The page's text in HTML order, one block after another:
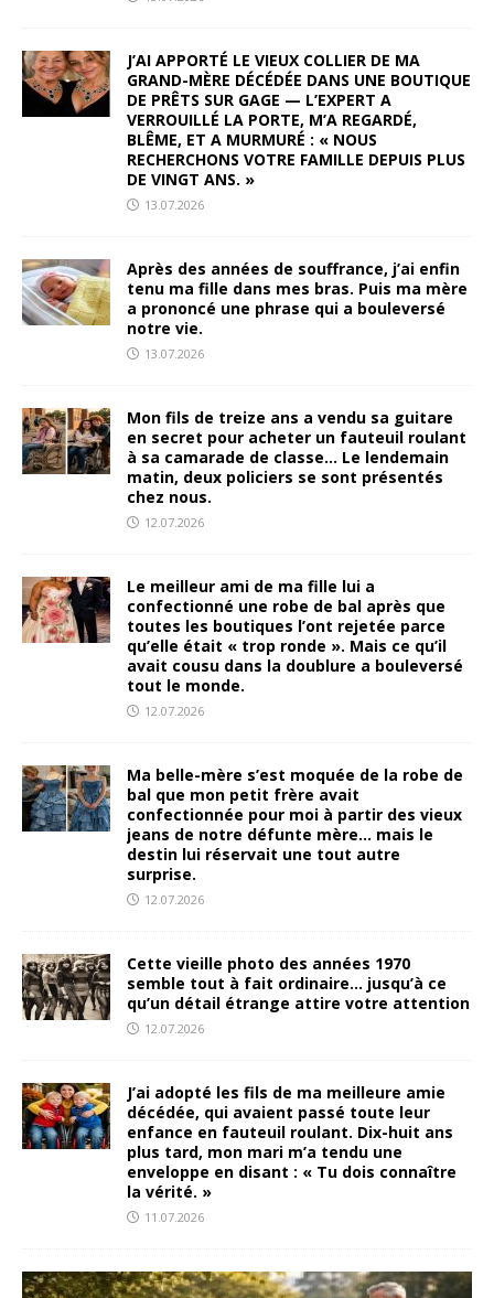
J’AI APPORTÉ LE VIEUX COLLIER DE MA
GRAND-MÈRE DÉCÉDÉE DANS UNE BOUTIQUE
DE PRÊTS SUR GAGE — L’EXPERT A
VERROUILLÉ LA PORTE, M’A REGARDÉ,
BLÊME, ET A MURMURÉ : « NOUS
RECHERCHONS VOTRE FAMILLE DEPUIS PLUS
DE VINGT ANS. »
13.07.2026
Après des années de souffrance, j’ai enfin
tenu ma fille dans mes bras. Puis ma mère
a prononcé une phrase qui a bouleversé
notre vie.
13.07.2026
Mon fils de treize ans a vendu sa guitare
en secret pour acheter un fauteuil roulant
à sa camarade de classe… Le lendemain
matin, deux policiers se sont présentés
chez nous.
12.07.2026
Le meilleur ami de ma fille lui a
confectionné une robe de bal après que
toutes les boutiques l’ont rejetée parce
qu’elle était « trop ronde ». Mais ce qu’il
avait cousu dans la doublure a bouleversé
tout le monde.
12.07.2026
Ma belle-mère s’est moquée de la robe de
bal que mon petit frère avait
confectionnée pour moi à partir des vieux
jeans de notre défunte mère… mais le
destin lui réservait une tout autre
surprise.
12.07.2026
Cette vieille photo des années 1970
semble tout à fait ordinaire… jusqu’à ce
qu’un détail étrange attire votre attention
12.07.2026
J’ai adopté les fils de ma meilleure amie
décédée, qui avaient passé toute leur
enfance en fauteuil roulant. Dix-huit ans
plus tard, mon mari m’a tendu une
enveloppe en disant : « Tu dois connaître
la vérité. »
11.07.2026